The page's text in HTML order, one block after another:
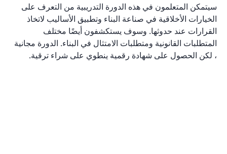
سيتمكن المتعلمون في هذه الدورة التدريبية من التعرف على
الخيارات الأخلاقية في صناعة البناء وتطبيق الأساليب لاتخاذ
القرارات عند حدوثها. وسوف يستكشفون أيضًا مختلف
المتطلبات القانونية ومتطلبات الامتثال في البناء. الدورة مجانية
، لكن الحصول على شهادة رقمية ينطوي على شراء ترقية.